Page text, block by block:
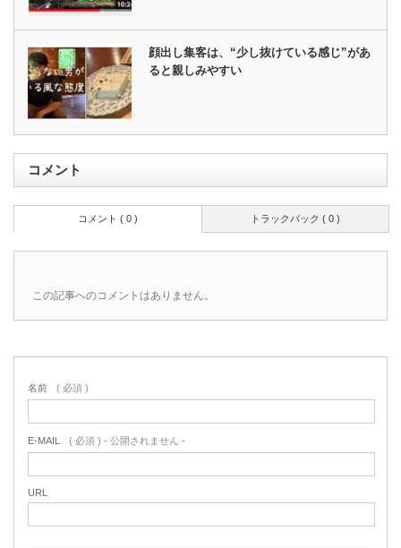
顔出し集客は、“少し抜けている感じ”があ
ると親しみやすい
コメント
トラックバック ( 0 )
コメント ( 0 )
この記事へのコメントはありません。
名前 ( 必須 )
E-MAIL ( 必須 ) - 公開されません -
URL